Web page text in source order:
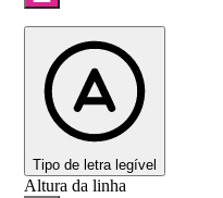
Tipo de letra legível
Altura da linha